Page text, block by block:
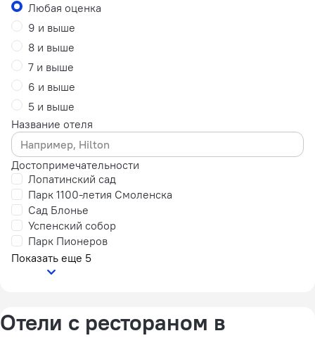
Любая оценка
9 и выше
8 и выше
7 и выше
6 и выше
5 и выше
Название отеля
Достопримечательности
Лопатинский сад
Парк 1100-летия Смоленска
Сад Блонье
Успенский собор
Парк Пионеров
Показать еще 5
Отели с рестораном в